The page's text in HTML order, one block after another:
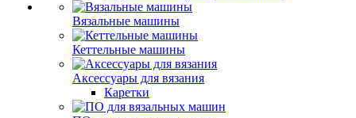
Вязальные машины
Кеттельные машины
Аксессуары для вязания
Каретки